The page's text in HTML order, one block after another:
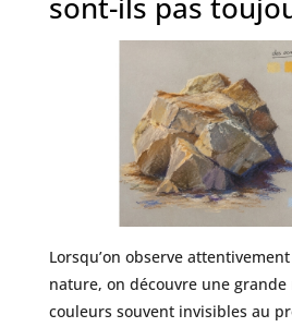
Lorsqu’on observe
nature, on découvre une grande
couleurs souvent invisibles au